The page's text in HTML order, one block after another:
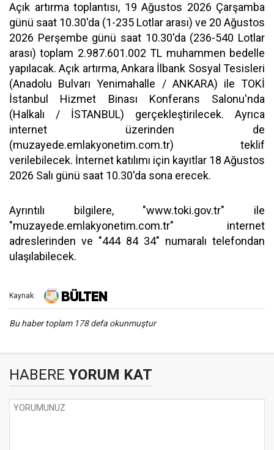
Açık artırma toplantısı, 19 Ağustos 2026 Çarşamba
günü saat 10.30'da (1-235 Lotlar arası) ve 20 Ağustos
2026 Perşembe günü saat 10.30'da (236-540 Lotlar
arası) toplam 2.987.601.002 TL muhammen bedelle
yapılacak. Açık artırma, Ankara İlbank Sosyal Tesisleri
(Anadolu Bulvarı Yenimahalle / ANKARA) ile TOKİ
İstanbul Hizmet Binası Konferans Salonu'nda
(Halkalı / İSTANBUL) gerçekleştirilecek. Ayrıca
internet üzerinden de
(muzayede.emlakyonetim.com.tr) teklif
verilebilecek. İnternet katılımı için kayıtlar 18 Ağustos
2026 Salı günü saat 10.30'da sona erecek.
Ayrıntılı bilgilere, "www.toki.gov.tr" ile
"muzayede.emlakyonetim.com.tr" internet
adreslerinden ve "444 84 34" numaralı telefondan
ulaşılabilecek.
Kaynak:
Bu haber toplam 178 defa okunmuştur
HABERE YORUM KAT